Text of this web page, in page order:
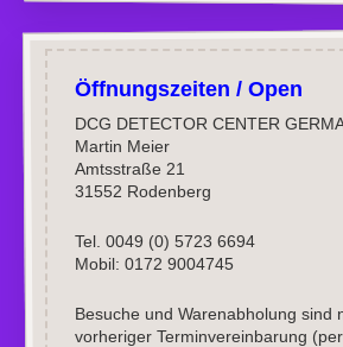
Öffnungszeiten / Open
DCG DETECTOR CENTER
Martin Meier
Amtsstraße 21
31552 Rodenberg
Tel. 0049 (0) 5723 6694
Mobil: 0172 9004745
Besuche und Warenabholung sind
vorheriger Terminvereinbarung